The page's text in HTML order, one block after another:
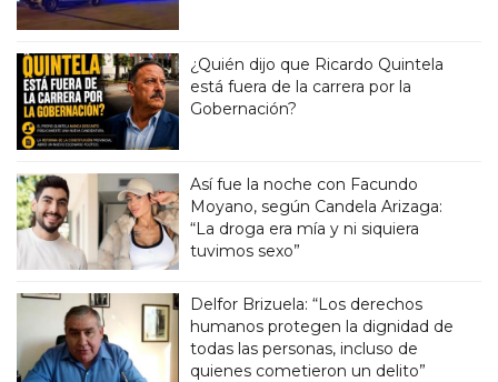
¿Quién dijo que Ricardo Quintela
está fuera de la carrera por la
Gobernación?
Así fue la noche con Facundo
Moyano, según Candela Arizaga:
“La droga era mía y ni siquiera
tuvimos sexo”
Delfor Brizuela: “Los derechos
humanos protegen la dignidad de
todas las personas, incluso de
quienes cometieron un delito”